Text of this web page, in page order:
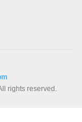
rights reserved.